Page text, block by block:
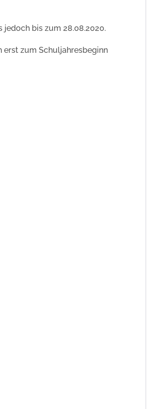
jedoch bis zum 28.08.2020.
erst zum Schuljahresbeginn